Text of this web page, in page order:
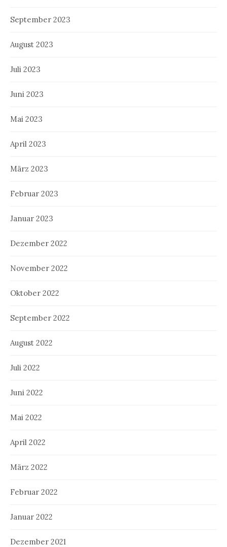
September 2023
August 2023
Juli 2023
Juni 2023
Mai 2023
April 2023
März 2023
Februar 2023
Januar 2023
Dezember 2022
November 2022
Oktober 2022
September 2022
August 2022
Juli 2022
Juni 2022
Mai 2022
April 2022
März 2022
Februar 2022
Januar 2022
Dezember 2021